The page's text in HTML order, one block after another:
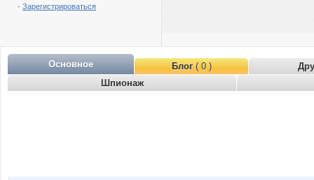
- Зарегистрироваться
Основное Блог( 0 )
Шпионаж